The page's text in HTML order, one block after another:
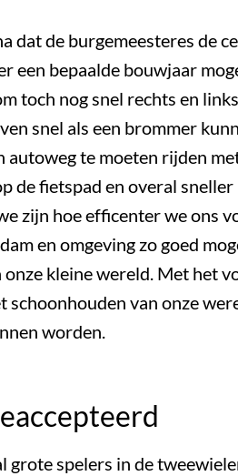
dat de burgemeesteres de
een bepaalde bouwjaar
toch nog snel rechts en
snel als een brommer
te moeten rijden
de fietspad en overal
zijn hoe efficenter we ons
en omgeving zo goed
kleine wereld. Met het
van onze
worden.
spelers in de